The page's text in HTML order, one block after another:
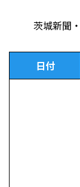
茨城新聞
日付